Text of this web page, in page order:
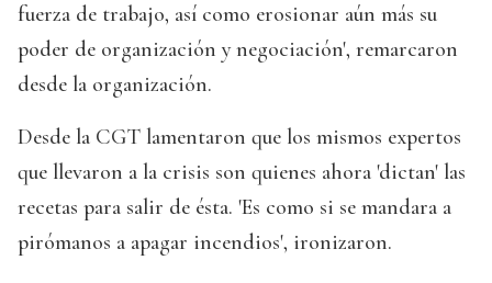
fuerza de trabajo, así como erosionar aún más su
poder de organización y negociación', remarcaron
desde la organización.
Desde la CGT lamentaron que los mismos expertos
que llevaron a la crisis son quienes ahora 'dictan' las
recetas para salir de ésta. 'Es como si se mandara a
pirómanos a apagar incendios', ironizaron.